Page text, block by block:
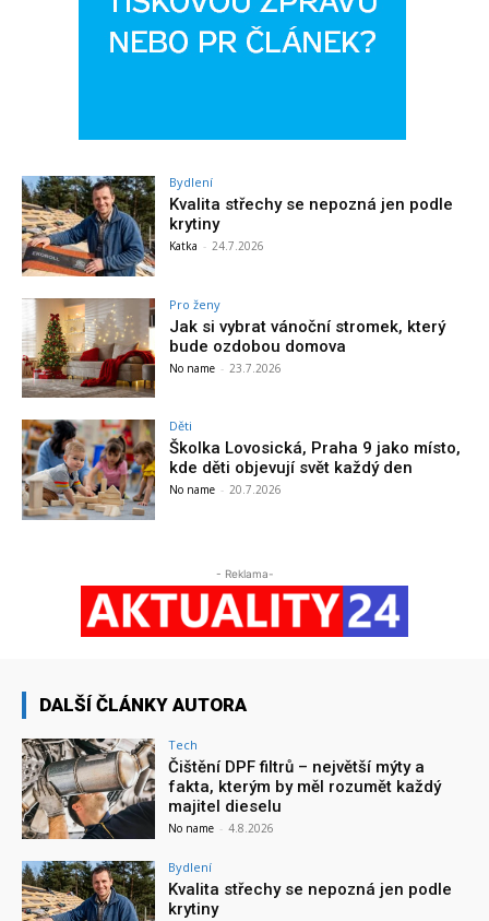
Bydlení
Kvalita střechy se nepozná jen podle
krytiny
Katka - 24.7.2026
Pro ženy
Jak si vybrat vánoční stromek, který
bude ozdobou domova
No name - 23.7.2026
Děti
Školka Lovosická, Praha 9 jako místo,
kde děti objevují svět každý den
No name - 20.7.2026
- Reklama-
DALŠÍ ČLÁNKY AUTORA
Tech
Čištění DPF filtrů – největší mýty a
fakta, kterým by měl rozumět každý
majitel dieselu
No name - 4.8.2026
Bydlení
Kvalita střechy se nepozná jen podle
krytiny